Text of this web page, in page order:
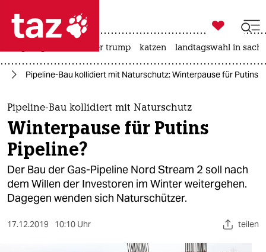
 taz zahl ich
taz zahl ich
themen
politik
öko
gesellschaft

taz zahl ich
usa unter trump katzen landtagswahl in
Pipeline-Bau kollidiert mit Naturschutz: Winterpause für Putins
Pipeline-Bau kollidiert mit Naturschutz
Winterpause für Putins
Pipeline?
Der Bau der Gas-Pipeline Nord Stream 2 soll nach
dem Willen der Investoren im Winter weitergehen.
Dagegen wenden sich Naturschützer.
17.12.2019 10:10 Uhr teilen